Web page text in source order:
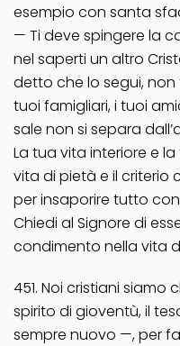
esempio con santa
— Ti deve spingere la
nel saperti un altro
detto che lo segui,
tuoi famigliari, i tuoi
sale non si separa
La tua vita interiore e
vita di pietà e il criterio
per insaporire tutto
Chiedi al Signore di
condimento nella vita
451. Noi cristiani
spirito di gioventù, il
sempre nuovo —, per